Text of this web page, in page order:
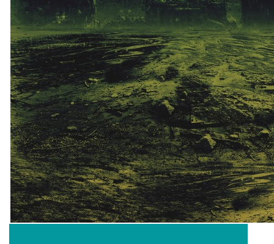
TARA
VÍLA NA BRONZOVEJ ULICI
VLČÍ MOR
bludicka.cirezlo@gmail.com
Príbehy a poviedky na tejto stránke sú duševným
vlastníctvom autorov. Všetky práva vyhradené.